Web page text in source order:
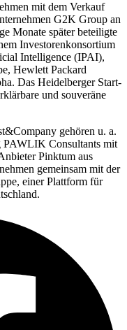
mit dem Verkauf
G2K Group an
Monate später beteiligte
Investorenkonsortium
Intelligence (IPAI),
Hewlett Packard
Das Heidelberger Start-
und souveräne
gehören u. a.
PAWLIK Consultants mit
Pinktum aus
gemeinsam mit der
einer Plattform für